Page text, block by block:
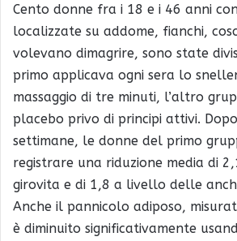
Cento donne fra i 18 e i 46 anni
localizzate su addome, fianchi,
volevano dimagrire, sono state
primo applicava ogni sera lo
massaggio di tre minuti, l’altro
placebo privo di principi attivi.
settimane, le donne del primo
registrare una riduzione media di
girovita e di 1,8 a livello delle
Anche il pannicolo adiposo,
è diminuito significativamente